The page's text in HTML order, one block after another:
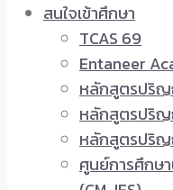
สนใจเข้าศึกษา
TCAS 69
Entaneer
หลักสูตรปริ
หลักสูตรปริ
หลักสูตรปริ
ศูนย์การศึกษ